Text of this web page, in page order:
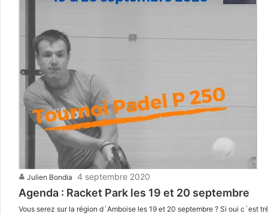
Julien Bondia 4 septembre 2020
Agenda : Racket Park les 19 et 20 septembre
Vous serez sur la région d´Amboise les 19 et 20 septembre ? Si oui